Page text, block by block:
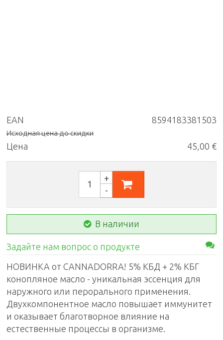
EAN 8594183381503
Исходная цена до скидки
Цена 45,00 €
В наличии
Задайте нам вопрос о продукте
НОВИНКА от CANNADORRA! 5% КБД + 2% КБГ
конопляное масло - уникальная эссенция для
наружного или перорального применения.
Двухкомпонентное масло повышает иммунитет
и оказывает благотворное влияние на
естественные процессы в организме.